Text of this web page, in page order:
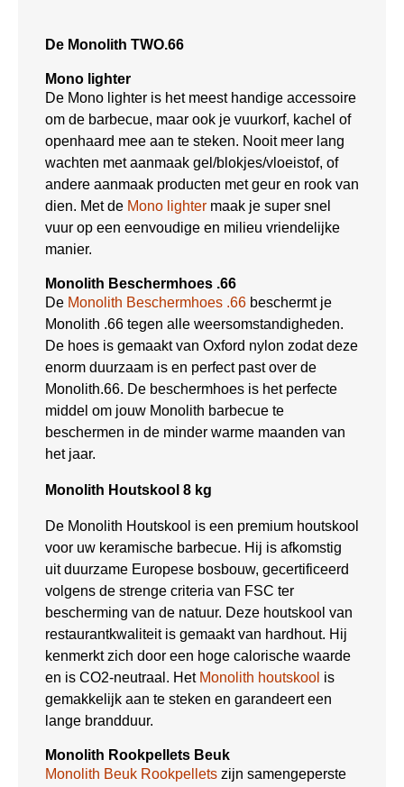
De Monolith TWO.66
Mono lighter
De Mono lighter is het meest handige accessoire
om de barbecue, maar ook je vuurkorf, kachel of
openhaard mee aan te steken. Nooit meer lang
wachten met aanmaak gel/blokjes/vloeistof, of
andere aanmaak producten met geur en rook van
dien. Met de Mono lighter maak je super snel
vuur op een eenvoudige en milieu vriendelijke
manier.
Monolith Beschermhoes .66
De Monolith Beschermhoes .66 beschermt je
Monolith .66 tegen alle weersomstandigheden.
De hoes is gemaakt van Oxford nylon zodat deze
enorm duurzaam is en perfect past over de
Monolith.66. De beschermhoes is het perfecte
middel om jouw Monolith barbecue te
beschermen in de minder warme maanden van
het jaar.
Monolith Houtskool 8 kg
De Monolith Houtskool is een premium houtskool
voor uw keramische barbecue. Hij is afkomstig
uit duurzame Europese bosbouw, gecertificeerd
volgens de strenge criteria van FSC ter
bescherming van de natuur. Deze houtskool van
restaurantkwaliteit is gemaakt van hardhout. Hij
kenmerkt zich door een hoge calorische waarde
en is CO2-neutraal. Het Monolith houtskool is
gemakkelijk aan te steken en garandeert een
lange brandduur.
Monolith Rookpellets Beuk
Monolith Beuk Rookpellets zijn samengeperste